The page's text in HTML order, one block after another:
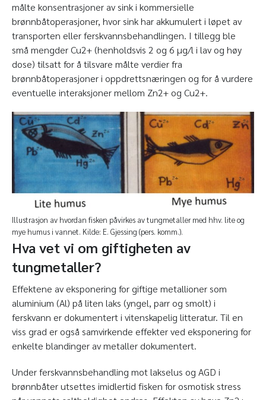
målte konsentrasjoner av sink i kommersielle
brønnbåtoperasjoner, hvor sink har akkumulert i løpet av
transporten eller ferskvannsbehandlingen. I tillegg ble
små mengder Cu2+(henholdsvis 2 og 6 µg/l i lav og høy
dose) tilsatt for å tilsvare målte verdier fra
brønnbåtoperasjoner i oppdrettsnæringen og for å vurdere
eventuelle interaksjoner mellom Zn2+ og Cu2+.
Illustrasjon av hvordan fisken påvirkes av tungmetaller med hhv. lite og
mye humus i vannet. Kilde: E. Gjessing (pers. komm.).
Hva vet vi om giftigheten av
tungmetaller?
Effektene av eksponering for giftige metallioner som
aluminium (Al) på liten laks (yngel, parr og smolt) i
ferskvann er dokumentert i vitenskapelig litteratur. Til en
viss grad er også samvirkende effekter ved eksponering for
enkelte blandinger av metaller dokumentert.
Under ferskvannsbehandling mot lakselus og AGD i
brønnbåter utsettes imidlertid fisken for osmotisk stress